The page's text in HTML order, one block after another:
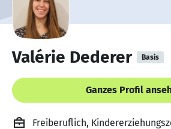
Valérie Dederer Basis
Ganzes Profil
Freiberuflich,